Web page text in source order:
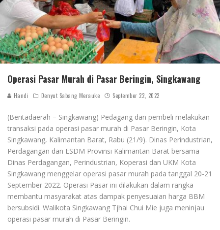
Operasi Pasar Murah di Pasar Beringin, Singkawang
Handi Denyut Sabang Merauke September 22, 2022
(Beritadaerah – Singkawang) Pedagang dan pembeli melakukan
transaksi pada operasi pasar murah di Pasar Beringin, Kota
Singkawang, Kalimantan Barat, Rabu (21/9). Dinas Perindustrian,
Perdagangan dan ESDM Provinsi Kalimantan Barat bersama
Dinas Perdagangan, Perindustrian, Koperasi dan UKM Kota
Singkawang menggelar operasi pasar murah pada tanggal 20-21
September 2022. Operasi Pasar ini dilakukan dalam rangka
membantu masyarakat atas dampak penyesuaian harga BBM
bersubsidi. Walikota Singkawang Tjhai Chui Mie juga meninjau
operasi pasar murah di Pasar Beringin.